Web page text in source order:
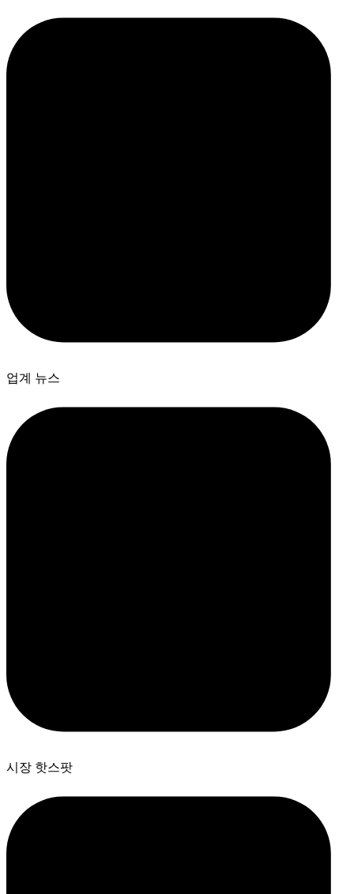
업계 뉴스
시장 핫스팟